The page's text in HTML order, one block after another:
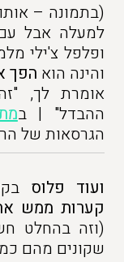
(בתמונה – אותו
למעלה אבל
ופלפל צ'ילי
והינה הוא הפך
אומרת לך,
ההבדל" | ב
הגרסאות של
ועוד פלוס
קערות ממש
(וזה בהחלט
שקונים מהם